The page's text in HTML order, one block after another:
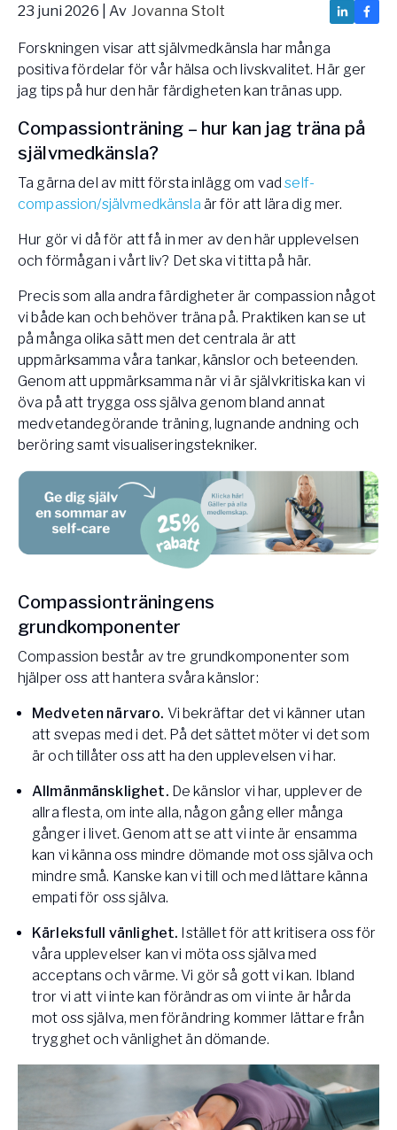
Vården – Yogobe Health & Care
Så stöttar Yogobe patienter, förskrivare och sjukvården
FaR
Fysisk aktivitet på recept
Företag
Stöd till arbetsgivare, försäkringsbolag & organisationer
Arbetsgivare
Pausa Smart
Hotell & Konferens
23 juni 2026 | Av Jovanna Stolt
Forskningen visar att självmedkänsla har många
positiva fördelar för vår hälsa och livskvalitet. Här ger
jag tips på hur den här färdigheten kan tränas upp.
Compassionträning – hur kan jag träna på
självmedkänsla?
Ta gärna del av mitt första inlägg om vadself-
compassion/självmedkänsla är för att lära dig mer.
Hur gör vi då för att få in mer av den här upplevelsen
och förmågan i vårt liv? Det ska vi titta på här.
Precis som alla andra färdigheter är compassion något
vi både kan och behöver träna på. Praktiken kan se ut
på många olika sätt men det centrala är att
uppmärksamma våra tankar, känslor och beteenden.
Genom att uppmärksamma när vi är självkritiska kan vi
öva på att trygga oss själva genom bland annat
medvetandegörande träning, lugnande andning och
beröring samt visualiseringstekniker.
Compassionträningens
grundkomponenter
Compassion består av tre grundkomponenter som
hjälper oss att hantera svåra känslor:
Medveten närvaro. Vi bekräftar det vi känner utan
att svepas med i det. På det sättet möter vi det som
är och tillåter oss att ha den upplevelsen vi har.
Allmänmänsklighet. De känslor vi har, upplever de
allra flesta, om inte alla, någon gång eller många
gånger i livet. Genom att se att vi inte är ensamma
kan vi känna oss mindre dömande mot oss själva och
mindre små. Kanske kan vi till och med lättare känna
empati för oss själva.
Kärleksfull vänlighet. Istället för att kritisera oss för
våra upplevelser kan vi möta oss själva med
acceptans och värme. Vi gör så gott vi kan. Ibland
tror vi att vi inte kan förändras om vi inte är hårda
mot oss själva, men förändring kommer lättare från
trygghet och vänlighet än dömande.